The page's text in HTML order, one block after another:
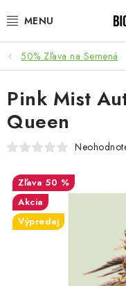
na
PESTOVANIE
HEADSHOP
SEMENÁ
TOTÁLNY VÝPREDAJ
50% ZĽAVA NA
Platba a dodanie
50% Zľava na Semená
Pink Mist
Queen
50 %
Akcia
Výpredaj